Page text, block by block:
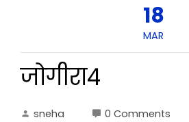
18
MAR
जोगीरा4
sneha
0 Comments